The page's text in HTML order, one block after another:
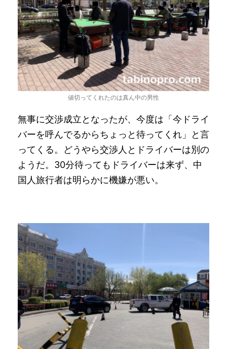
値切ってくれたのは真ん中の男性
無事に交渉成立となったが、今度は「今ドライ
バーを呼んでるからちょっと待ってくれ」と言
ってくる。どうやら交渉人とドライバーは別の
ようだ。30分待ってもドライバーは来ず、中
国人旅行者は明らかに機嫌が悪い。